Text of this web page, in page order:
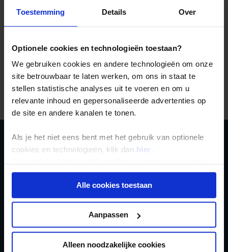
Toestemming Details Over
Optionele cookies en technologieën toestaan?
We gebruiken cookies en andere technologieën om onze
site betrouwbaar te laten werken, om ons in staat te
stellen statistische analyses uit te voeren en om u
relevante inhoud en gepersonaliseerde advertenties op
de site en andere kanalen te tonen.
Als je het niet eens bent met het gebruik van optionele
cookies en technologieën, klik dan hier .
onder aan de pagina op elk gewenst moment voor de
toekomst wijzigen.Alle cookies toestaan
Aanpassen
Alleen noodzakelijke cookies
Juni
26 9
Augustus
28 5
-
Oktober
-
December
Schrijf je in voor de
nieuwsbrief
Inschrijven